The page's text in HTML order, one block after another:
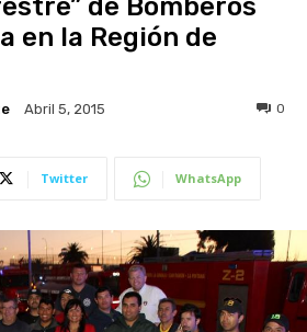
de Bomberos
en la Región de
Abril 5, 2015 0
Twitter WhatsApp